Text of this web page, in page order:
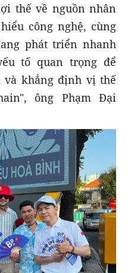
thế về nguồn nhân
công nghệ, cùng
phát triển nhanh
tố quan trọng để
và khẳng định vị thế
ông Phạm Đại